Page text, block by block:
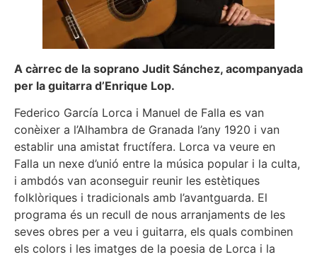
A càrrec de la soprano Judit Sánchez, acompanyada
per la guitarra d’Enrique Lop.
Federico García Lorca i Manuel de Falla es van
conèixer a l’Alhambra de Granada l’any 1920 i van
establir una amistat fructífera. Lorca va veure en
Falla un nexe d’unió entre la música popular i la culta,
i ambdós van aconseguir reunir les estètiques
folklòriques i tradicionals amb l’avantguarda. El
programa és un recull de nous arranjaments de les
seves obres per a veu i guitarra, els quals combinen
els colors i les imatges de la poesia de Lorca i la